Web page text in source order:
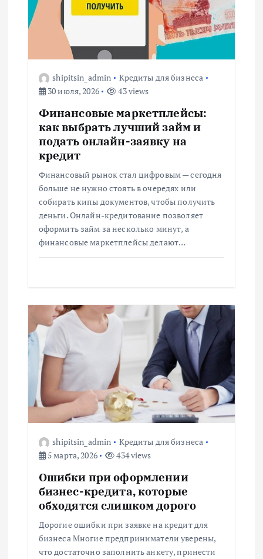
о
з
shipitsin_admin
Кредиты для бизнеса
30 июля, 2026
43 views
Финансовые маркетплейсы:
как выбрать лучший займ и
подать онлайн-заявку на
кредит
Финансовый рынок стал цифровым — сегодня
больше не нужно стоять в очередях или
собирать кипы документов, чтобы получить
деньги. Онлайн-кредитование позволяет
оформить займ за несколько минут, а
финансовые маркетплейсы делают…
shipitsin_admin
Кредиты для бизнеса
5 марта, 2026
434 views
Ошибки при оформлении
бизнес-кредита, которые
обходятся слишком дорого
Дорогие ошибки при заявке на кредит для
бизнеса Многие предприниматели уверены,
что достаточно заполнить анкету, принести